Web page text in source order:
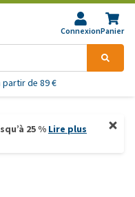
ConnexionPanier
partir de 89 €
25 % Lire plus